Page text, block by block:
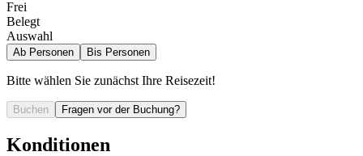
Frei
Belegt
Auswahl
Ab Personen Bis Personen
Bitte wählen Sie zunächst Ihre Reisezeit!
Buchen Fragen vor der Buchung?
Konditionen